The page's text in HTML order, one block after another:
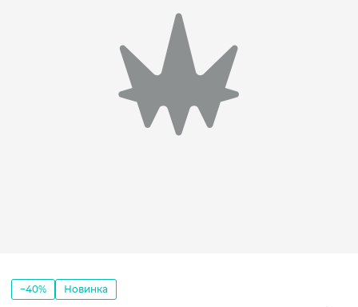
−40% Новинка